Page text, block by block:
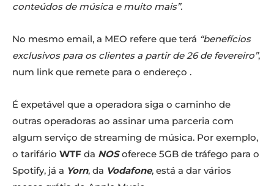
conteúdos de música e muito mais”.
No mesmo email, a MEO refere que terá “benefícios
exclusivos para os clientes a partir de 26 de fevereiro”,
num link que remete para o endereço .
É expetável que a operadora siga o caminho de
outras operadoras ao assinar uma parceria com
algum serviço de streaming de música. Por exemplo,
o tarifário WTF da NOSoferece 5GB de tráfego para o
Spotify, já a Yorn, da Vodafone, está a dar vários